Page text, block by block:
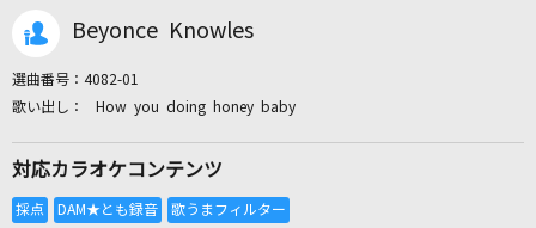
全国りれき
Beyonce Knowles
選曲番号： 4082-01
How you doing honey baby
対応カラオケコンテンツ